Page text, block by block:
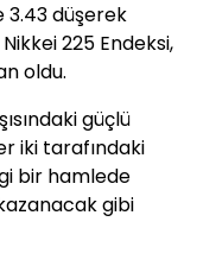
3.43 düşerek
225 Endeksi,
oldu.
güçlü
iki tarafındaki
bir hamlede
gibi